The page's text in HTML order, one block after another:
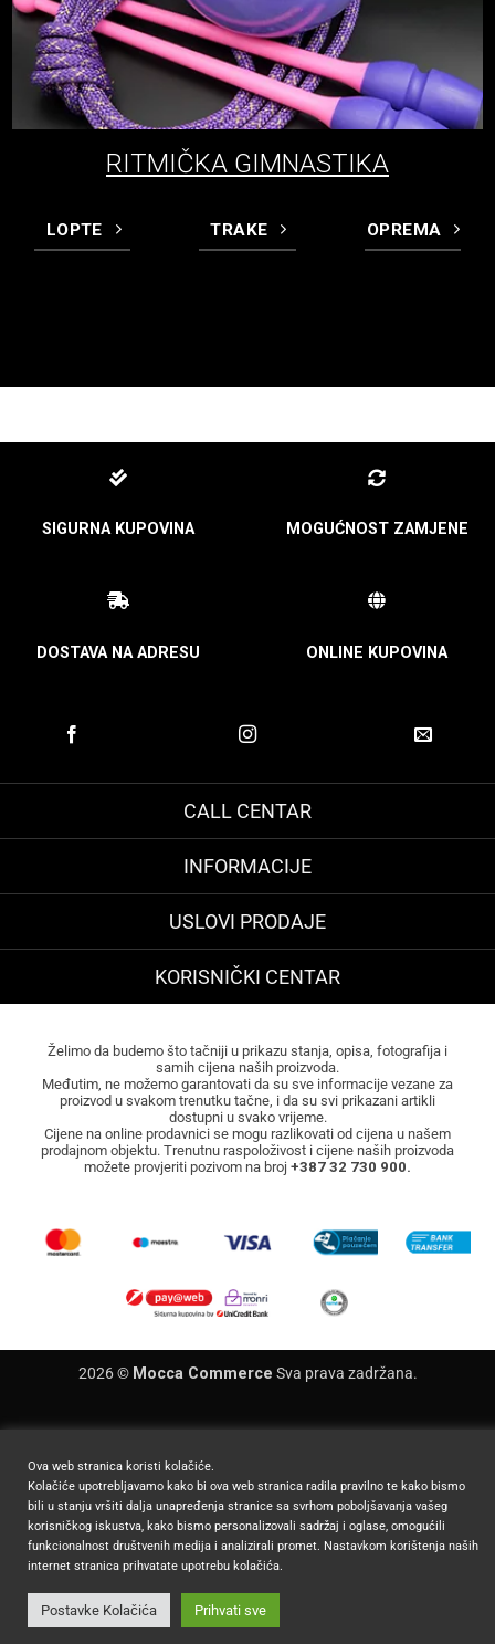
RITMIČKA GIMNASTIKA
LOPTE TRAKE OPREMA
SIGURNA KUPOVINA MOGUĆNOST ZAMJENE
DOSTAVA NA ADRESU ONLINE KUPOVINA
CALL CENTAR
INFORMACIJE
USLOVI PRODAJE
KORISNIČKI CENTAR
Želimo da budemo što tačniji u prikazu stanja, opisa, fotografija i
samih cijena naših proizvoda.
Međutim, ne možemo garantovati da su sve informacije vezane za
proizvod u svakom trenutku tačne, i da su svi prikazani artikli
dostupni u svako vrijeme.
Cijene na online prodavnici se mogu razlikovati od cijena u našem
prodajnom objektu. Trenutnu raspoloživost i cijene naših proizvoda
možete provjeriti pozivom na broj +387 32 730 900.
2026 © Mocca Commerce Sva prava zadržana.
Ova web stranica koristi kolačiće.
Kolačiće upotrebljavamo kako bi ova web stranica radila pravilno te kako bismo
bili u stanju vršiti dalja unapređenja stranice sa svrhom poboljšavanja vašeg
korisničkog iskustva, kako bismo personalizovali sadržaj i oglase, omogućili
funkcionalnost društvenih medija i analizirali promet. Nastavkom korištenja naših
internet stranica prihvatate upotrebu kolačića.
Postavke Kolačića Prihvati sve